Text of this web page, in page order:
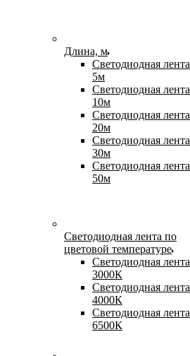
Длина, м
Светодиодная лента
5м
Светодиодная лента
10м
Светодиодная лента
20м
Светодиодная лента
30м
Светодиодная лента
50м
Светодиодная лента по
цветовой температуре
Светодиодная лента
3000К
Светодиодная лента
4000К
Светодиодная лента
6500К